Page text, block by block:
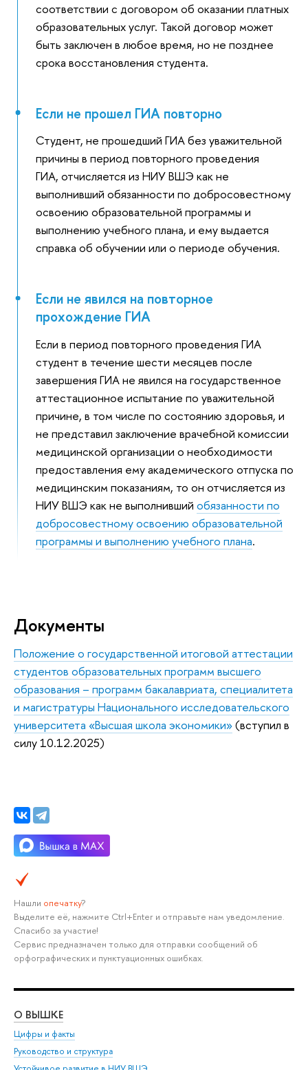
соответствии с договором об оказании платных
образовательных услуг. Такой договор может
быть заключен в любое время, но не позднее
срока восстановления студента.
Если не прошел ГИА повторно
Студент, не прошедший ГИА без уважительной
причины в период повторного проведения
ГИА, отчисляется из НИУ ВШЭ как не
выполнивший обязанности по добросовестному
освоению образовательной программы и
выполнению учебного плана, и ему выдается
справка об обучении или о периоде обучения.
Если не явился на повторное
прохождение ГИА
Если в период повторного проведения ГИА
студент в течение шести месяцев после
завершения ГИА не явился на государственное
аттестационное испытание по уважительной
причине, в том числе по состоянию здоровья, и
не представил заключение врачебной комиссии
медицинской организации о необходимости
предоставления ему академического отпуска по
медицинским показаниям, то он отчисляется из
НИУ ВШЭ как не выполнивший обязанности по
добросовестному освоению образовательной
программы и выполнению учебного плана.
Документы
Положение о государственной итоговой аттестации
студентов образовательных программ высшего
образования – программ бакалавриата, специалитета
и магистратуры Национального исследовательского
университета «Высшая школа экономики»(вступил в
силу 10.12.2025)
Нашли опечатку?
Выделите её, нажмите Ctrl+Enter и отправьте нам уведомление.
Спасибо за участие!
Сервис предназначен только для отправки сообщений об
орфографических и пунктуационных ошибках.
О ВЫШКЕ
Цифры и факты
Руководство и структура